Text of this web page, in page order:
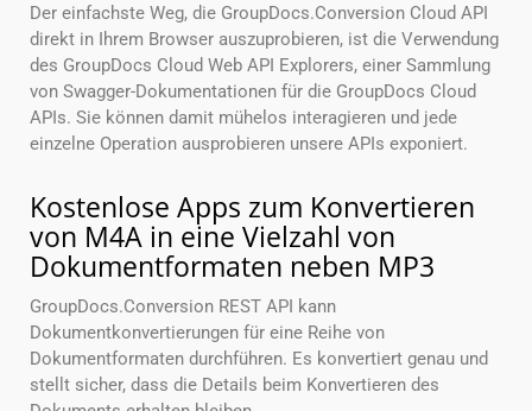
Der einfachste Weg, die GroupDocs.Conversion Cloud API
direkt in Ihrem Browser auszuprobieren, ist die Verwendung
des GroupDocs Cloud Web API Explorers, einer Sammlung
von Swagger-Dokumentationen für die GroupDocs Cloud
APIs. Sie können damit mühelos interagieren und jede
einzelne Operation ausprobieren unsere APIs exponiert.
Kostenlose Apps zum Konvertieren
von M4A in eine Vielzahl von
Dokumentformaten neben MP3
GroupDocs.Conversion REST API kann
Dokumentkonvertierungen für eine Reihe von
Dokumentformaten durchführen. Es konvertiert genau und
stellt sicher, dass die Details beim Konvertieren des